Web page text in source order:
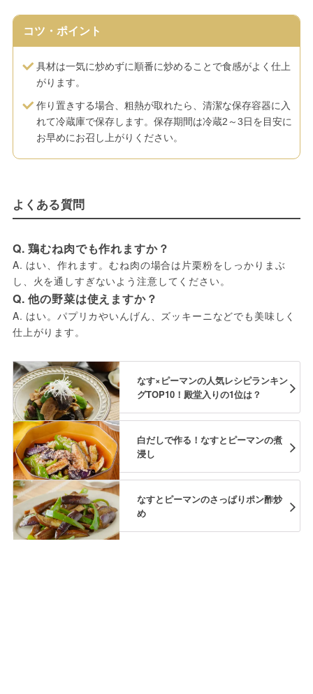
コツ・ポイント
具材は一気に炒めずに順番に炒めることで食感がよく仕上
がります。
作り置きする場合、粗熱が取れたら、清潔な保存容器に入
れて冷蔵庫で保存します。保存期間は冷蔵2～3日を目安に
お早めにお召し上がりください。
よくある質問
Q. 鶏むね肉でも作れますか？
A. はい、作れます。むね肉の場合は片栗粉をしっかりまぶ
し、火を通しすぎないよう注意してください。
Q. 他の野菜は使えますか？
A. はい。パプリカやいんげん、ズッキーニなどでも美味しく
仕上がります。
なす×ピーマンの人気レシピランキン
グTOP10！殿堂入りの1位は？
白だしで作る！なすとピーマンの煮
浸し
なすとピーマンのさっぱりポン酢炒
め